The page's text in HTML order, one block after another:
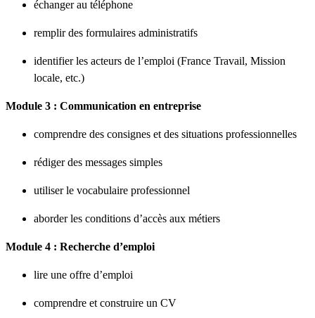
échanger au téléphone
remplir des formulaires administratifs
identifier les acteurs de l’emploi (France Travail, Mission
locale, etc.)
Module 3 : Communication en entreprise
comprendre des consignes et des situations professionnelles
rédiger des messages simples
utiliser le vocabulaire professionnel
aborder les conditions d’accès aux métiers
Module 4 : Recherche d’emploi
lire une offre d’emploi
comprendre et construire un CV